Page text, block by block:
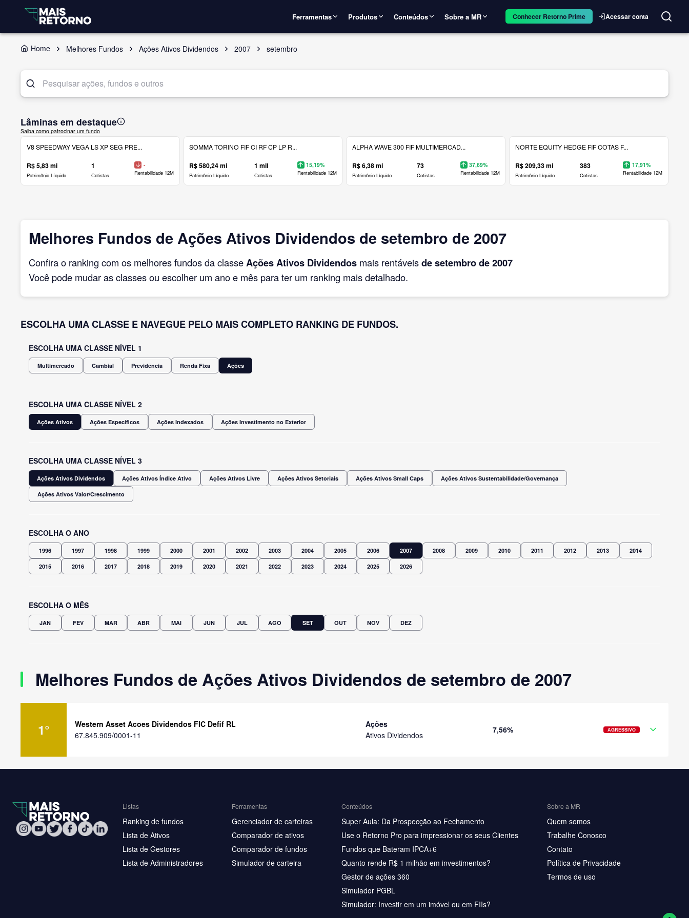
Ferramentas Produtos Conteúdos Sobre a MR Conhecer Retorno Prime Acessar conta
Home Melhores Fundos Ações Ativos Dividendos 2007 setembro
Lâminas em destaque
Saiba como patrocinar um fundo
V8 SPEEDWAY VEGA LS XP SEG PRE...
R$ 5,83 mi
Patrimônio Líquido
1
Cotistas
-
Rentabilidade 12M
SOMMA TORINO FIF CI RF CP LP R...
R$ 580,24 mi
Patrimônio Líquido
1 mil
Cotistas
15,19%
Rentabilidade 12M
ALPHA WAVE 300 FIF MULTIMERCAD...
R$ 6,38 mi
Patrimônio Líquido
73
Cotistas
37,69%
Rentabilidade 12M
NORTE EQUITY HEDGE FIF COTAS F...
R$ 209,33 mi
Patrimônio Líquido
383
Cotistas
17,91%
Rentabilidade 12M
Melhores Fundos de Ações Ativos Dividendos de setembro de 2007
Confira o ranking com os melhores fundos da classeAções Ativos Dividendos mais rentáveisde setembrode 2007
Você pode mudar as classes ou escolher um ano e mês para ter um ranking mais detalhado.
ESCOLHA UMA CLASSE E NAVEGUE PELO MAIS COMPLETO RANKING DE FUNDOS.
ESCOLHA UMA CLASSE NÍVEL 1
Multimercado Cambial Previdência Renda Fixa Ações
ESCOLHA UMA CLASSE NÍVEL 2
Ações Ativos Ações Específicos Ações Indexados Ações Investimento no Exterior
ESCOLHA UMA CLASSE NÍVEL 3
Ações Ativos Dividendos Ações Ativos Índice Ativo Ações Ativos Livre Ações Ativos Setoriais Ações Ativos Small Caps Ações Ativos Sustentabilidade/Governança
Ações Ativos Valor/Crescimento
ESCOLHA O ANO
1996 1997 1998 1999 2000 2001 2002 2003 2004 2005 2006 2007 2008 2009 2010 2011 2012 2013 2014
2015 2016 2017 2018 2019 2020 2021 2022 2023 2024 2025 2026
ESCOLHA O MÊS
JAN FEV MAR ABR MAI JUN JUL AGO SET OUT NOV DEZ
Melhores Fundos de Ações Ativos Dividendos de setembro de 2007
1°
Western Asset Acoes Dividendos FIC Defif RL
67.845.909/0001-11
Ações
Ativos Dividendos
7,56% AGRESSIVO
Listas
Ranking de fundos
Lista de Ativos
Lista de Gestores
Lista de Administradores
Ferramentas
Gerenciador de carteiras
Comparador de ativos
Comparador de fundos
Simulador de carteira
Conteúdos
Super Aula: Da Prospecção ao Fechamento
Use o Retorno Pro para impressionar os seus Clientes
Fundos que Bateram IPCA+6
Quanto rende R$ 1 milhão em investimentos?
Gestor de ações 360
Simulador PGBL
Simulador: Investir em um imóvel ou em FIIs?
Sobre a MR
Quem somos
Trabalhe Conosco
Contato
Política de Privacidade
Termos de uso